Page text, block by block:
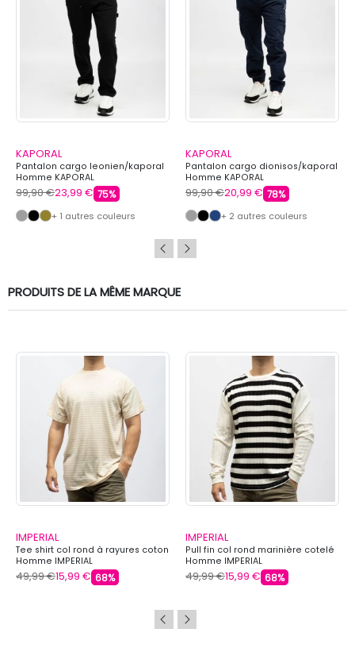
KAPORAL
Pantalon cargo leonien/kaporal
Homme KAPORAL
99,90 €23,99 € 75%
+ 1 autres couleurs
KAPORAL
Pantalon cargo dionisos/kaporal
Homme KAPORAL
99,90 €20,99 € 78%
+ 2 autres couleurs
PRODUITS DE LA MÊME MARQUE
IMPERIAL
Tee shirt col rond à rayures coton
Homme IMPERIAL
49,99 €15,99 € 68%
IMPERIAL
Pull fin col rond marinière cotelé
Homme IMPERIAL
49,99 €15,99 € 68%